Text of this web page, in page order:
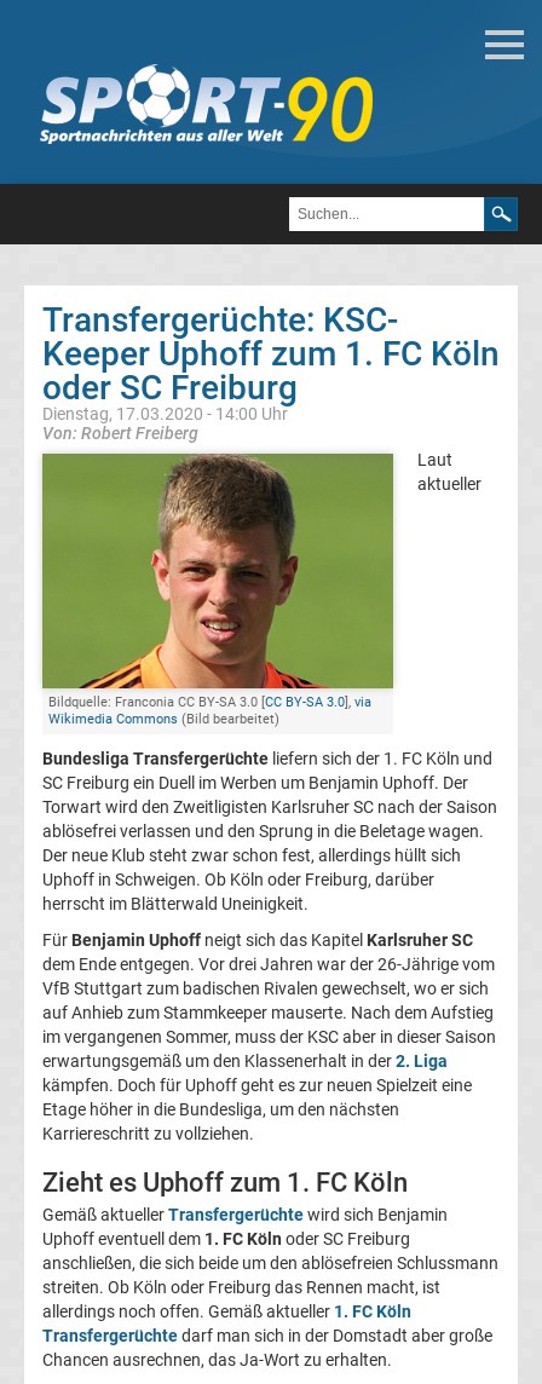
Deutsche
Transfergerüchte
FC
Heidenheim
1846
Transfergerüchte
Transfergerüchte
1.
FC
Köln
Transfergerüchte
1.
FC
Magdeburg
Transfergerüchte
1.
FC
Nürnberg
Transfergerüchte: KSC-
Keeper Uphoff zum 1. FC Köln
oder SC Freiburg
Dienstag, 17.03.2020 - 14:00 Uhr
Von: Robert Freiberg
Bildquelle: Franconia CC BY-SA 3.0 [CC BY-SA 3.0], via
Wikimedia Commons (Bild bearbeitet)
Laut
aktueller
Bundesliga Transfergerüchte liefern sich der 1. FC Köln und
SC Freiburg ein Duell im Werben um Benjamin Uphoff. Der
Torwart wird den Zweitligisten Karlsruher SC nach der Saison
ablösefrei verlassen und den Sprung in die Beletage wagen.
Der neue Klub steht zwar schon fest, allerdings hüllt sich
Uphoff in Schweigen. Ob Köln oder Freiburg, darüber
herrscht im Blätterwald Uneinigkeit.
Für Benjamin Uphoff neigt sich das Kapitel Karlsruher SC
dem Ende entgegen. Vor drei Jahren war der 26-Jährige vom
VfB Stuttgart zum badischen Rivalen gewechselt, wo er sich
auf Anhieb zum Stammkeeper mauserte. Nach dem Aufstieg
im vergangenen Sommer, muss der KSC aber in dieser Saison
erwartungsgemäß um den Klassenerhalt in der2. Liga
kämpfen. Doch für Uphoff geht es zur neuen Spielzeit eine
Etage höher in die Bundesliga, um den nächsten
Karriereschritt zu vollziehen.
Zieht es Uphoff zum 1. FC Köln
Gemäß aktuellerTransfergerüchtewird sich Benjamin
Uphoff eventuell dem 1. FC Köln oder SC Freiburg
anschließen, die sich beide um den ablösefreien Schlussmann
streiten. Ob Köln oder Freiburg das Rennen macht, ist
allerdings noch offen. Gemäß aktueller 1. FC Köln
Transfergerüchtedarf man sich in der Domstadt aber große
Chancen ausrechnen, das Ja-Wort zu erhalten.